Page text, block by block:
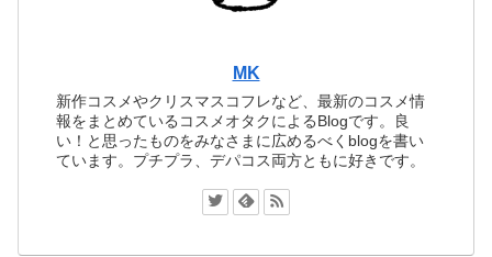
MK
新作コスメやクリスマスコフレなど、最新のコスメ情
報をまとめているコスメオタクによるBlogです。良
い！と思ったものをみなさまに広めるべくblogを書い
ています。プチプラ、デパコス両方ともに好きです。